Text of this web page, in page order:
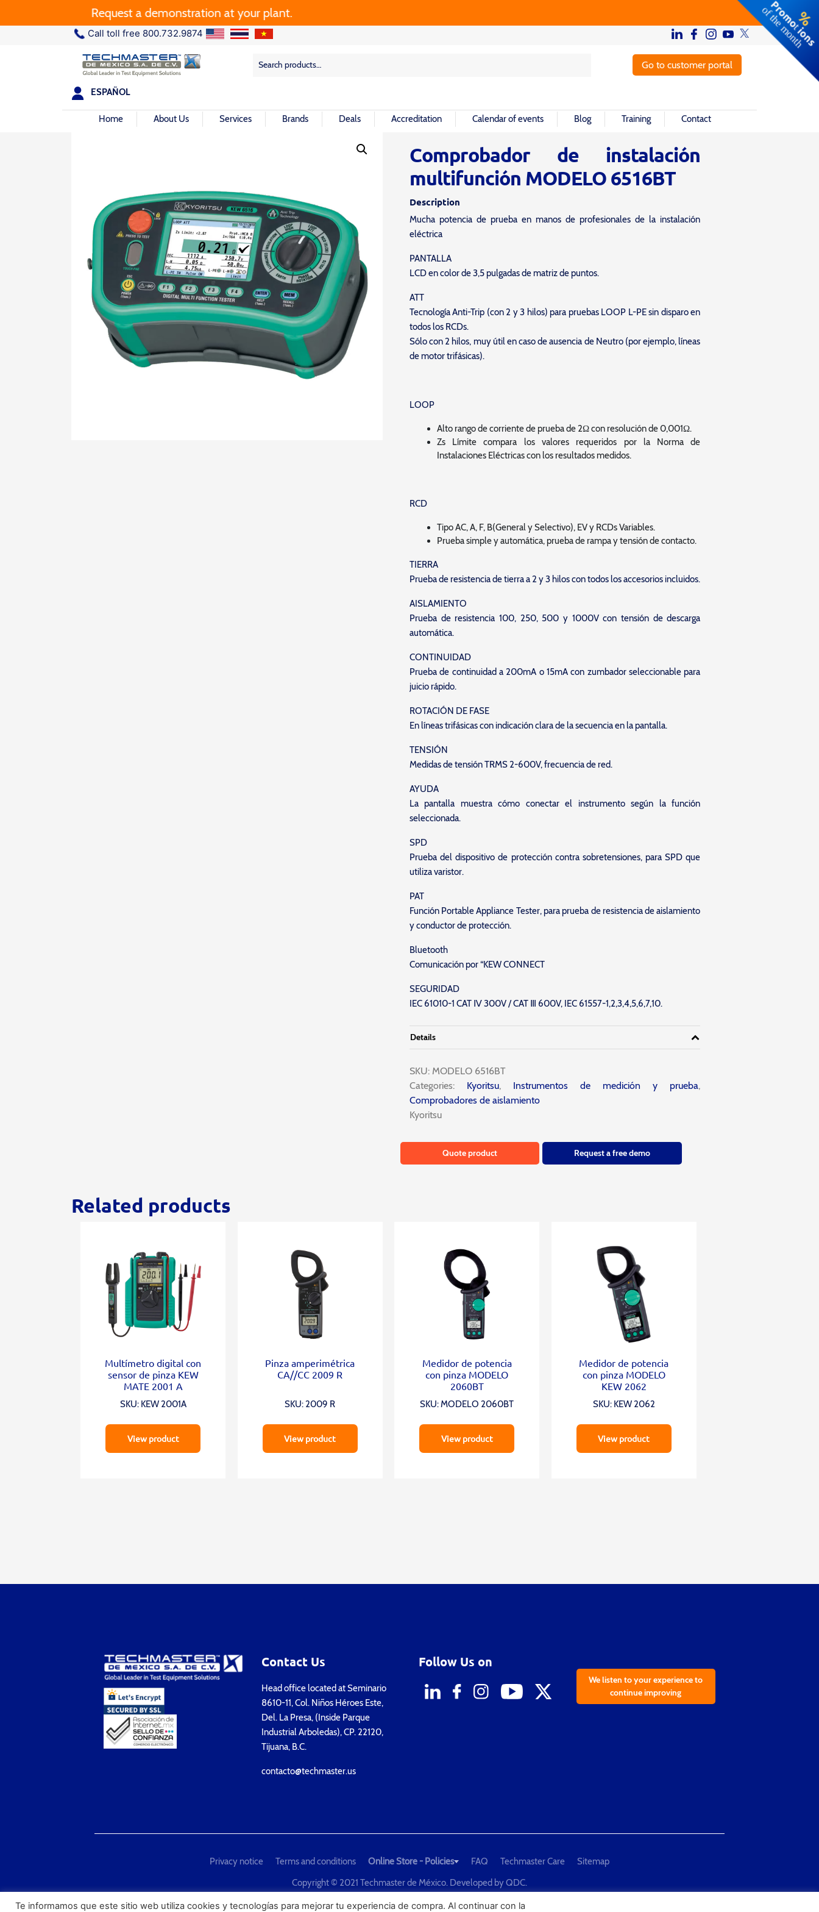
Request a demonstration at your plant.
Call toll free 800.732.9874
Search
Search Go to customer portal
ESPAÑOL
Home About Us Services Brands Deals Accreditation Calendar of events Blog Training Contact
Comprobador de instalación
multifunción MODELO 6516BT
Description
Mucha potencia de prueba en manos de profesionales de la instalación
eléctrica
PANTALLA
LCD en color de 3,5 pulgadas de matriz de puntos.
ATT
Tecnología Anti-Trip (con 2 y 3 hilos) para pruebas LOOP L-PE sin disparo en
todos los RCDs.
Sólo con 2 hilos, muy útil en caso de ausencia de Neutro (por ejemplo, líneas
de motor trifásicas).
LOOP
Alto rango de corriente de prueba de 2Ω con resolución de 0,001Ω.
Zs Límite compara los valores requeridos por la Norma de
Instalaciones Eléctricas con los resultados medidos.
RCD
Tipo AC, A, F, B(General y Selectivo), EV y RCDs Variables.
Prueba simple y automática, prueba de rampa y tensión de contacto.
TIERRA
Prueba de resistencia de tierra a 2 y 3 hilos con todos los accesorios incluidos.
AISLAMIENTO
Prueba de resistencia 100, 250, 500 y 1000V con tensión de descarga
automática.
CONTINUIDAD
Prueba de continuidad a 200mA o 15mA con zumbador seleccionable para
juicio rápido.
ROTACIÓN DE FASE
En líneas trifásicas con indicación clara de la secuencia en la pantalla.
TENSIÓN
Medidas de tensión TRMS 2-600V, frecuencia de red.
AYUDA
La pantalla muestra cómo conectar el instrumento según la función
seleccionada.
SPD
Prueba del dispositivo de protección contra sobretensiones, para SPD que
utiliza varistor.
PAT
Función Portable Appliance Tester, para prueba de resistencia de aislamiento
y conductor de protección.
Bluetooth
Comunicación por “KEW CONNECT
SEGURIDAD
IEC 61010-1 CAT Ⅳ 300V / CAT Ⅲ 600V, IEC 61557-1,2,3,4,5,6,7,10.
Details
SKU: MODELO 6516BT
Categories:Kyoritsu, Instrumentos de medición y prueba,
Comprobadores de aislamiento
Kyoritsu
Quote product Request a free demo
Related products
Multímetro digital con
sensor de pinza KEW
MATE 2001 A
SKU: KEW 2001A
View product
Pinza amperimétrica
CA//CC 2009 R
SKU: 2009 R
View product
Medidor de potencia
con pinza MODELO
2060BT
SKU: MODELO 2060BT
View product
Medidor de potencia
con pinza MODELO
KEW 2062
SKU: KEW 2062
View product
Contact Us
Head office located at Seminario
8610-11, Col. Niños Héroes Este,
Del. La Presa, (Inside Parque
Industrial Arboledas), CP. 22120,
Tijuana, B.C.
contacto@techmaster.us
Follow Us on
We listen to your experience to
continue improving
Privacy notice Terms and conditions Online Store - Policies FAQ Techmaster Care
Sitemap
Copyright © 2021 Techmaster de México. Developed byQDC.
Te informamos que este sitio web utiliza cookies y tecnologías para mejorar tu experiencia de compra. Al continuar con la